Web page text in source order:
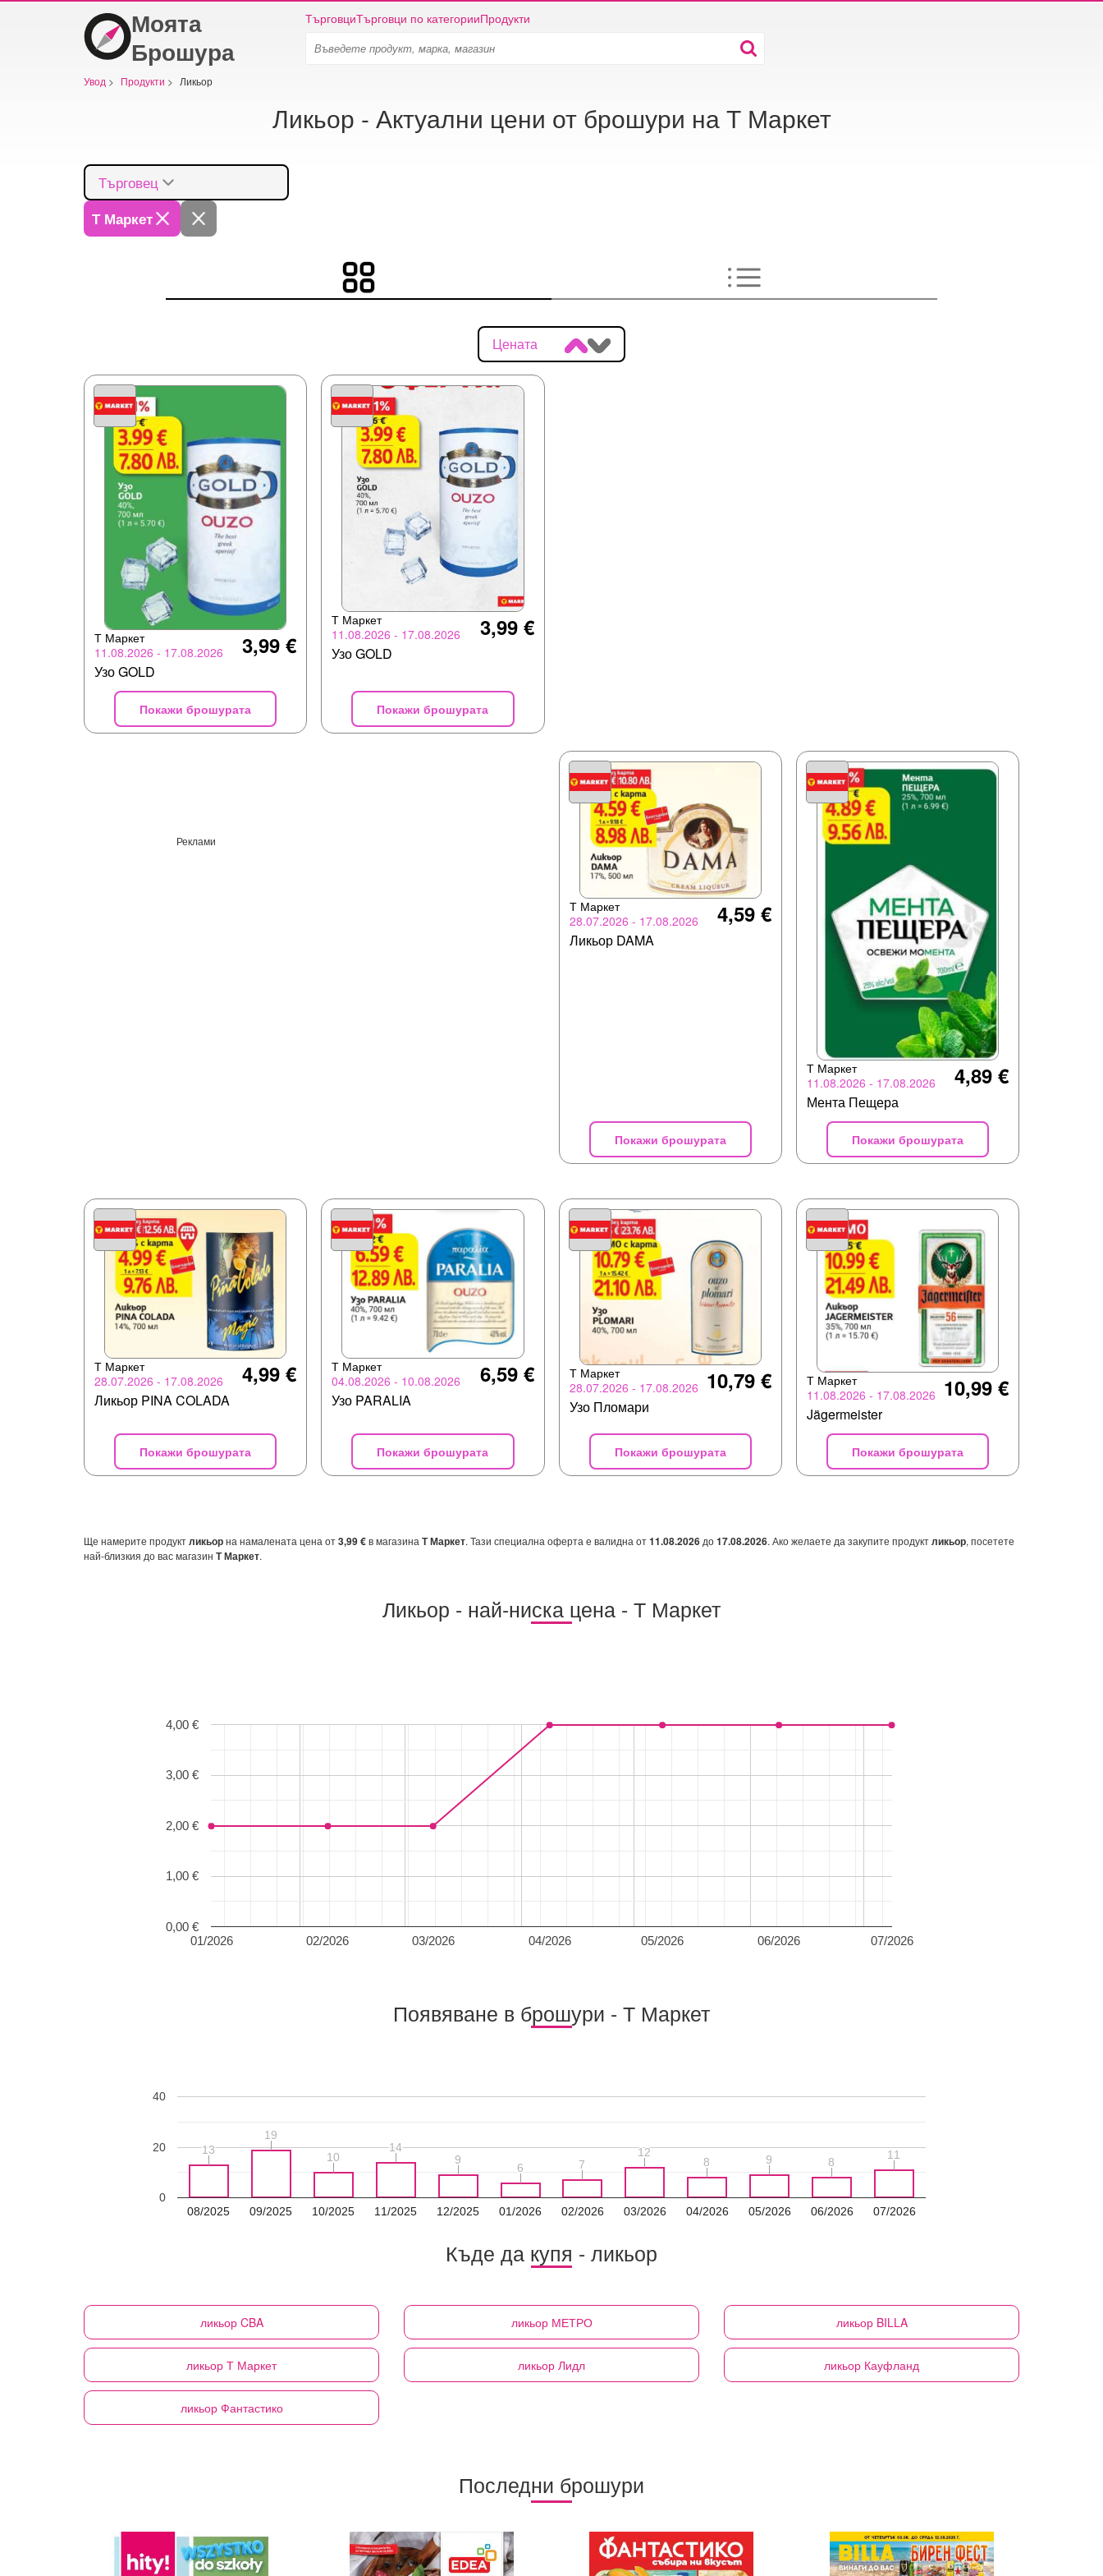
Моята
Брошура
ТърговциТърговци по категорииПродукти
Увод > Продукти > Ликьор
Ликьор - Актуални цени от брошури на Т Маркет
Търговец
Т Маркет
Цената
Т Маркет
11.08.2026 - 17.08.2026
3,99 €
Узо GOLD
Покажи брошурата
Т Маркет
11.08.2026 - 17.08.2026
3,99 €
Узо GOLD
Покажи брошурата
Реклами
Т Маркет
28.07.2026 - 17.08.2026
4,59 €
Ликьор DAMA
Покажи брошурата
Т Маркет
11.08.2026 - 17.08.2026
4,89 €
Мента Пещера
Покажи брошурата
Т Маркет
28.07.2026 - 17.08.2026
4,99 €
Ликьор PINA COLADA
Покажи брошурата
Т Маркет
04.08.2026 - 10.08.2026
6,59 €
Узо PARALIA
Покажи брошурата
Т Маркет
28.07.2026 - 17.08.2026 10,79 €
Узо Пломари
Покажи брошурата
Т Маркет
11.08.2026 - 17.08.2026 10,99 €
Jägermeister
Покажи брошурата
Ще намерите продуктликьорна намалената цена от3,99 €в магазина Т Маркет. Тази специална оферта е валидна от11.08.2026 до17.08.2026. Ако желаете да закупите продуктликьор, посетете
най-близкия до вас магазин Т Маркет.
Ликьор - най-ниска цена - Т Маркет
01/2026 02/2026 03/2026 04/2026 05/2026 06/2026 07/2026
0,00 €
1,00 €
2,00 €
3,00 €
4,00 €
Появяване в брошури - Т Маркет
08/2025 09/2025 10/2025 11/2025 12/2025 01/2026 02/2026 03/2026 04/2026 05/2026 06/2026 07/2026
0
20
40
13
13
19
19
10
10
14
14
9
9
6
6 7
7
12
12
8
8 9
9 8
8
11
11
Къде да купя - ликьор
ликьор CBA ликьор МЕТРО ликьор BILLA
ликьор Т Маркет ликьор Лидл ликьор Кауфланд
ликьор Фантастико
Последни брошури